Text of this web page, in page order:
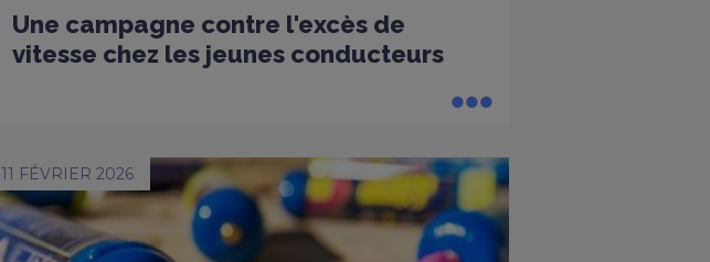
Une campagne contre l'excès de
vitesse chez les jeunes conducteurs
11 FÉVRIER 2026